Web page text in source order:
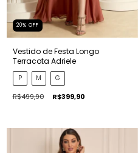
20% OFF
Vestido de Festa Longo
Terracota Adriele
P M G
R$499,90 R$399,90